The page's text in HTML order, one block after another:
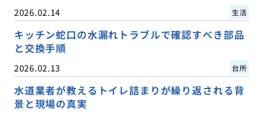
2026.02.14 生活
キッチン蛇口の水漏れトラブルで確認すべき部品
と交換手順
2026.02.13 台所
水道業者が教えるトイレ詰まりが繰り返される背
景と現場の真実